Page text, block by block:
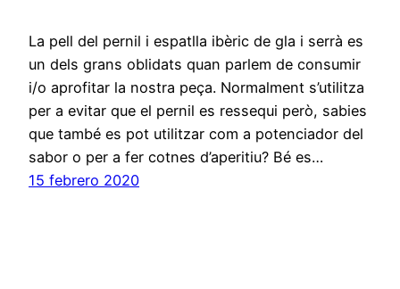
La pell del pernil i espatlla ibèric de gla i serrà es
un dels grans oblidats quan parlem de consumir
i/o aprofitar la nostra peça. Normalment s’utilitza
per a evitar que el pernil es ressequi però, sabies
que també es pot utilitzar com a potenciador del
sabor o per a fer cotnes d’aperitiu? Bé es…
15 febrero 2020